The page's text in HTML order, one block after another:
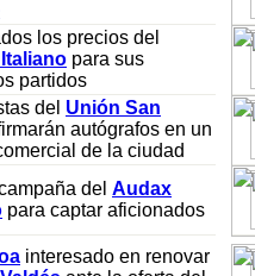
los precios del
para sus
partidos
del Unión San
autógrafos en un
de la ciudad
del Audax
para captar aficionados
interesado en renovar